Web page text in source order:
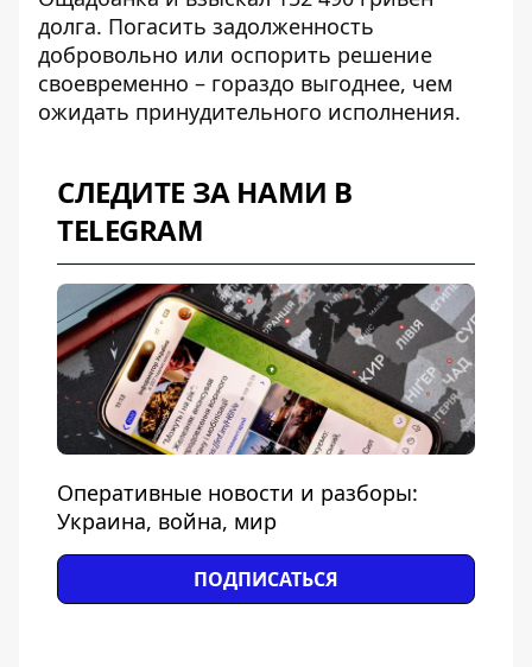
долга. Погасить задолженность
добровольно или оспорить решение
своевременно – гораздо выгоднее, чем
ожидать принудительного исполнения.
СЛЕДИТЕ ЗА НАМИ В
TELEGRAM
Оперативные новости и разборы:
Украина, война, мир
ПОДПИСАТЬСЯ